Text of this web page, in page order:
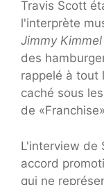
Travis Scott
l'interprète
Jimmy Kimmel
des
rappelé à tout
caché sous
de
L'interview de
accord
qui ne